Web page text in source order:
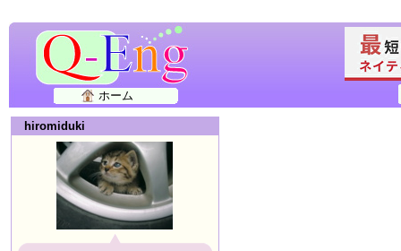
ホーム
hiromiduki